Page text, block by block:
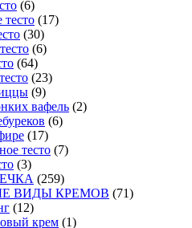
(6)
(17)
(30)
(6)
(64)
(23)
(9)
вафель (2)
(6)
(17)
тесто (7)
(3)
(259)
ВИДЫ КРЕМОВ (71)
(12)
крем (1)